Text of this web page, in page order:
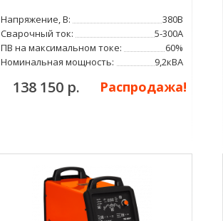
Напряжение, В:
380В
Сварочный ток:
5-300А
ПВ на максимальном токе:
60%
Номинальная мощность:
9,2кВА
138 150 р. Распродажа!